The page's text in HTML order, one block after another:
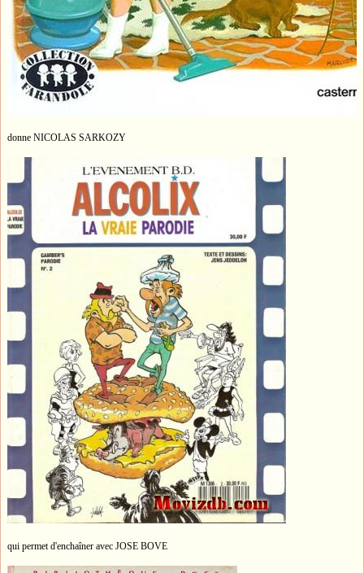
donne NICOLAS SARKOZY
qui permet d'enchaîner avec JOSE BOVE